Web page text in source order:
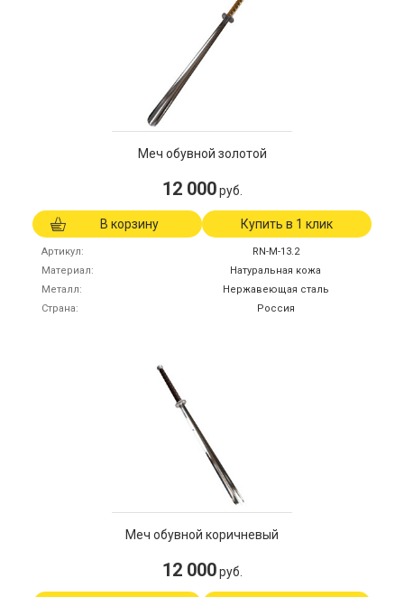
Меч обувной золотой
12 000 руб.
В корзину Купить в 1 клик
Артикул
RN-M-13.2
Материал
Натуральная кожа
Металл
Нержавеющая сталь
Страна
Россия
Меч обувной коричневый
12 000 руб.